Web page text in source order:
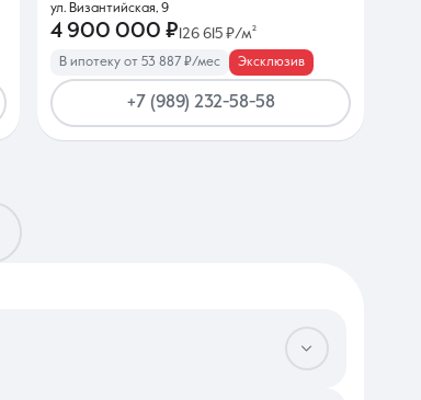
ул. Византийская, 9
4 900 000 ₽ 126 615 ₽/м²
В ипотеку от 53 887 ₽/мес Эксклюзив
+7 (989) 232-58-58